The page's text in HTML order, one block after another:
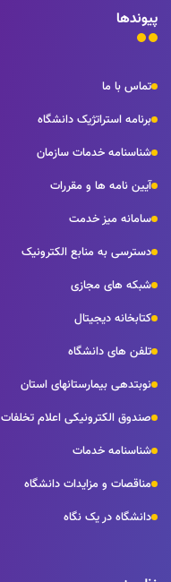
پیوندها
تماس با ما
برنامه استراتژیک دانشگاه
شناسنامه خدمات سازمان
آیین نامه ها و مقررات
سامانه میز خدمت
دسترسی به منابع الکترونیک
شبکه های مجازی
کتابخانه دیجیتال
تلفن های دانشگاه
نوبتدهی بیمارستانهای استان
صندوق الکترونیکی اعلام تخلفات
شناسنامه خدمات
مناقصات و مزایدات دانشگاه
دانشگاه در یک نگاه